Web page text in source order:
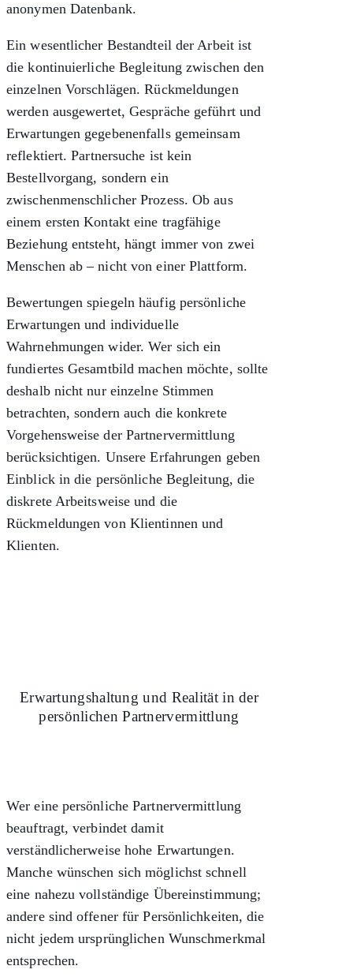
anonymen Datenbank.
Ein wesentlicher Bestandteil der Arbeit ist
die kontinuierliche Begleitung zwischen den
einzelnen Vorschlägen. Rückmeldungen
werden ausgewertet, Gespräche geführt und
Erwartungen gegebenenfalls gemeinsam
reflektiert. Partnersuche ist kein
Bestellvorgang, sondern ein
zwischenmenschlicher Prozess. Ob aus
einem ersten Kontakt eine tragfähige
Beziehung entsteht, hängt immer von zwei
Menschen ab – nicht von einer Plattform.
Bewertungen spiegeln häufig persönliche
Erwartungen und individuelle
Wahrnehmungen wider. Wer sich ein
fundiertes Gesamtbild machen möchte, sollte
deshalb nicht nur einzelne Stimmen
betrachten, sondern auch die konkrete
Vorgehensweise der Partnervermittlung
berücksichtigen. UnsereErfahrungen geben
Einblick in die persönliche Begleitung, die
diskrete Arbeitsweise und die
Rückmeldungen von Klientinnen und
Klienten.
Erwartungshaltung und Realität in der
persönlichen Partnervermittlung
Wer eine persönliche Partnervermittlung
beauftragt, verbindet damit
verständlicherweise hohe Erwartungen.
Manche wünschen sich möglichst schnell
eine nahezu vollständige Übereinstimmung;
andere sind offener für Persönlichkeiten, die
nicht jedem ursprünglichen Wunschmerkmal
entsprechen.